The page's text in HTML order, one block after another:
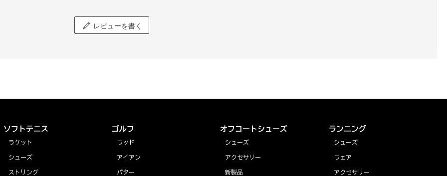
レビューを書く
ソフトテニス
ラケット
シューズ
ストリング
ゴルフ
ウッド
アイアン
パター
オフコートシューズ
シューズ
アクセサリー
新製品
ランニング
シューズ
ウェア
アクセサリー